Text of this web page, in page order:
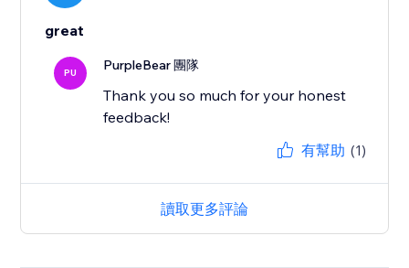
great
PU PurpleBear 團隊
Thank you so much for your honest
feedback!
有幫助 (1)
讀取更多評論